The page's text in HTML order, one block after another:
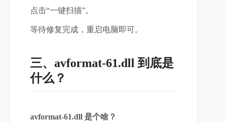
点击“一键扫描”。
等待修复完成，重启电脑即可。
三、avformat-61.dll 到底是
什么？
avformat-61.dll 是个啥？